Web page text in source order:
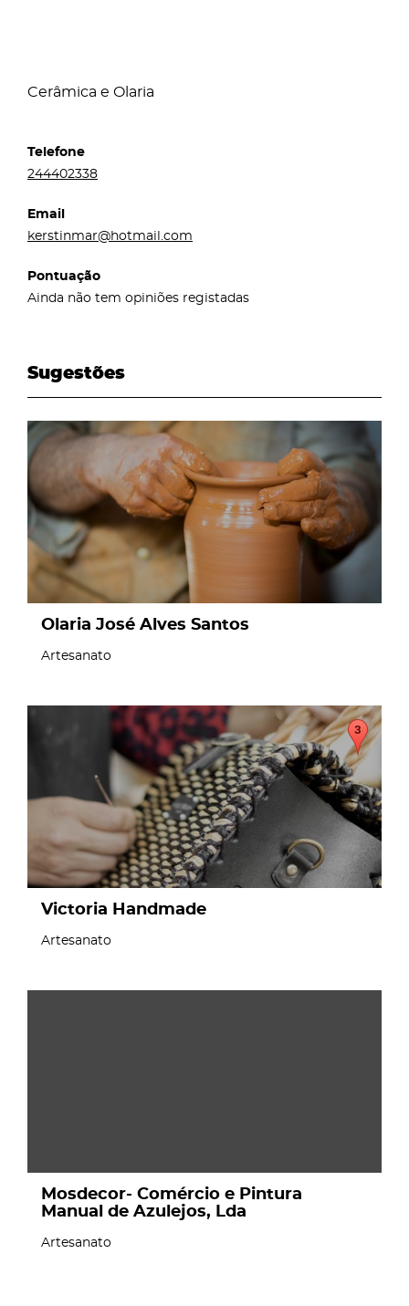
Cerâmica e Olaria
Telefone
244402338
Email
kerstinmar@hotmail.com
Pontuação
Ainda não tem opiniões registadas
Sugestões
Olaria José Alves Santos
Artesanato
Victoria Handmade
Artesanato
Mosdecor- Comércio e Pintura
Manual de Azulejos, Lda
Artesanato